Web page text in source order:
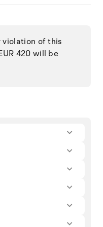
violation of this
420 will be